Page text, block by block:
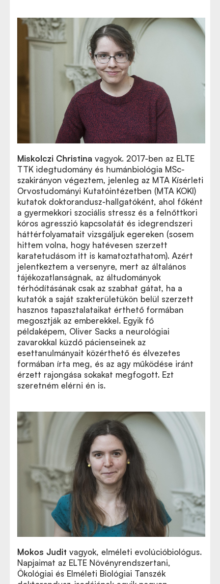
Miskolczi Christina vagyok. 2017-ben az ELTE
TTK idegtudomány és humánbiológia MSc-
szakirányon végeztem, jelenleg az MTA Kísérleti
Orvostudományi Kutatóintézetben (MTA KOKI)
kutatok doktorandusz-hallgatóként, ahol főként
a gyermekkori szociális stressz és a felnőttkori
kóros agresszió kapcsolatát és idegrendszeri
háttérfolyamatait vizsgáljuk egereken (sosem
hittem volna, hogy hatévesen szerzett
karatetudásom itt is kamatoztathatom). Azért
jelentkeztem a versenyre, mert az általános
tájékozatlanságnak, az áltudományok
térhódításának csak az szabhat gátat, ha a
kutatók a saját szakterületükön belül szerzett
hasznos tapasztalataikat érthető formában
megosztják az emberekkel. Egyik fő
példaképem, Oliver Sacks a neurológiai
zavarokkal küzdő pácienseinek az
esettanulmányait közérthető és élvezetes
formában írta meg, és az agy működése iránt
érzett rajongása sokakat megfogott. Ezt
szeretném elérni én is.
Mokos Judit vagyok, elméleti evolúcióbiológus.
Napjaimat az ELTE Növényrendszertani,
Ökológiai és Elméleti Biológiai Tanszék